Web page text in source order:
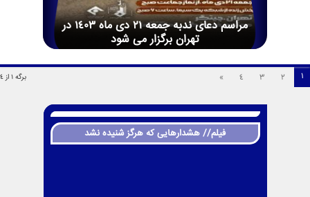
مراسم دعای ندبه جمعه 21 دی ماه 1403 در
تهران برگزار می شود
برگه 1 از 4 1
2
3
4
»
فیلم// هشدارهایی که هرگز شنیده نشد